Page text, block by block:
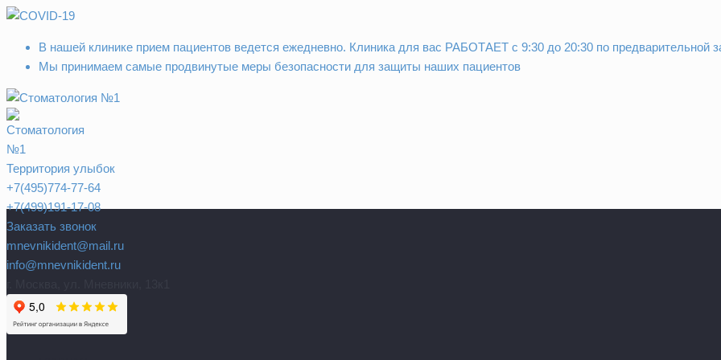
В нашей клинике прием пациентов ведется ежедневно. Клиника для вас РАБОТАЕТ с 9:30 до 20:30 по предварительной
Мы принимаем самые продвинутые меры безопасности для защиты наших пациентов
Территория улыбок
+7(495)774-77-64
+7(499)191-17-08
Заказать звонок
mnevnikident@mail.ru
info@mnevnikident.ru